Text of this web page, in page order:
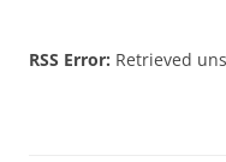
RSS Error: Retrieved